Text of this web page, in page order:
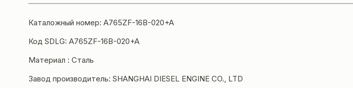
Каталожный номер: A765ZF-16B-020+A
Код SDLG: A765ZF-16B-020+A
Материал : Сталь
Завод производитель: SHANGHAI DIESEL ENGINE CO., LTD